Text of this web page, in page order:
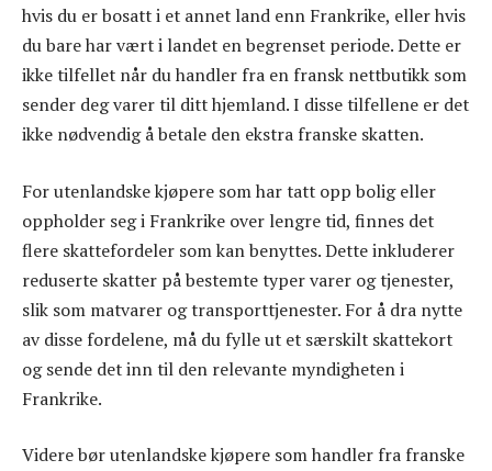
hvis du er bosatt i et annet land enn Frankrike, eller hvis
du bare har vært i landet en begrenset periode. Dette er
ikke tilfellet når du handler fra en fransk nettbutikk som
sender deg varer til ditt hjemland. I disse tilfellene er det
ikke nødvendig å betale den ekstra franske skatten.
For utenlandske kjøpere som har tatt opp bolig eller
oppholder seg i Frankrike over lengre tid, finnes det
flere skattefordeler som kan benyttes. Dette inkluderer
reduserte skatter på bestemte typer varer og tjenester,
slik som matvarer og transporttjenester. For å dra nytte
av disse fordelene, må du fylle ut et særskilt skattekort
og sende det inn til den relevante myndigheten i
Frankrike.
Videre bør utenlandske kjøpere som handler fra franske